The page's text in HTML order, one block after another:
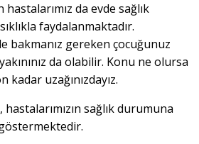
hastalarımız da evde sağlık
faydalanmaktadır.
bakmanız gereken çocuğunuz
da olabilir. Konu ne olursa
uzağınızdayız.
sağlık durumuna